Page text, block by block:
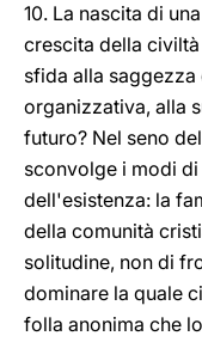
10. La nascita di
crescita della
sfida alla
organizzativa, alla
futuro? Nel seno
sconvolge i modi
dell'esistenza: la
della comunità
solitudine, non di
dominare la quale
folla anonima che